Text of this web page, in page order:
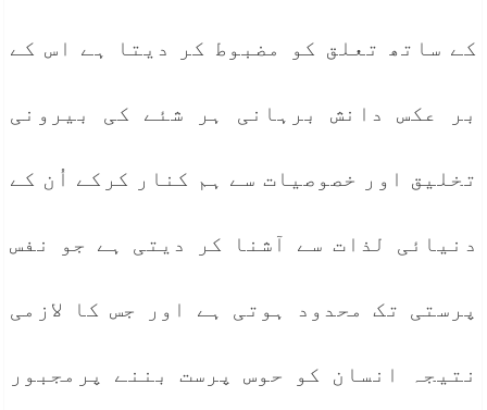
کے ساتھ تعلق کو مضبوط کر دیتا ہے اس کے
بر عکس دانش برہانی ہر شئے کی بیرونی
تخلیق اور خصوصیات سے ہم کنار کرکے اُن کے
دنیائی لذات سے آشنا کر دیتی ہے جو نفس
پرستی تک محدود ہوتی ہے اور جس کا لازمی
نتیجہ انسان کو حوس پرست بننے پرمجبور